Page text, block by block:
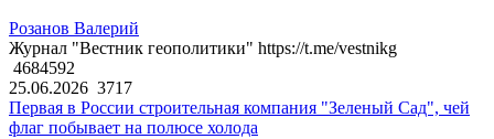
Розанов Валерий
Журнал "Вестник геополитики" https://t.me/vestnikg
4684592
25.06.2026 3717
Первая в России строительная компания "Зеленый Сад", чей
флаг побывает на полюсе холода